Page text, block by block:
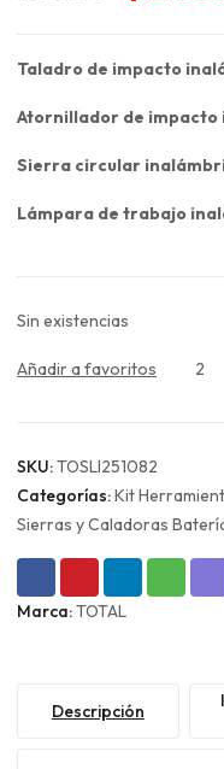
Taladro de impacto
Atornillador de impacto
Sierra circular
Lámpara de trabajo
Sin existencias
Añadir a favoritos 2
SKU:TOSLI251082
Categorías:Kit
Sierras y Caladoras
Marca:TOTAL
Descripción